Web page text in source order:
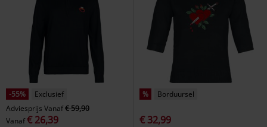
-55%
Exclusief
Adviesprijs Vanaf€ 59,90
Vanaf€ 26,39
% Borduursel
€ 32,99